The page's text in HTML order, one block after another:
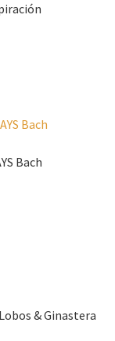
Bach
& Ginastera